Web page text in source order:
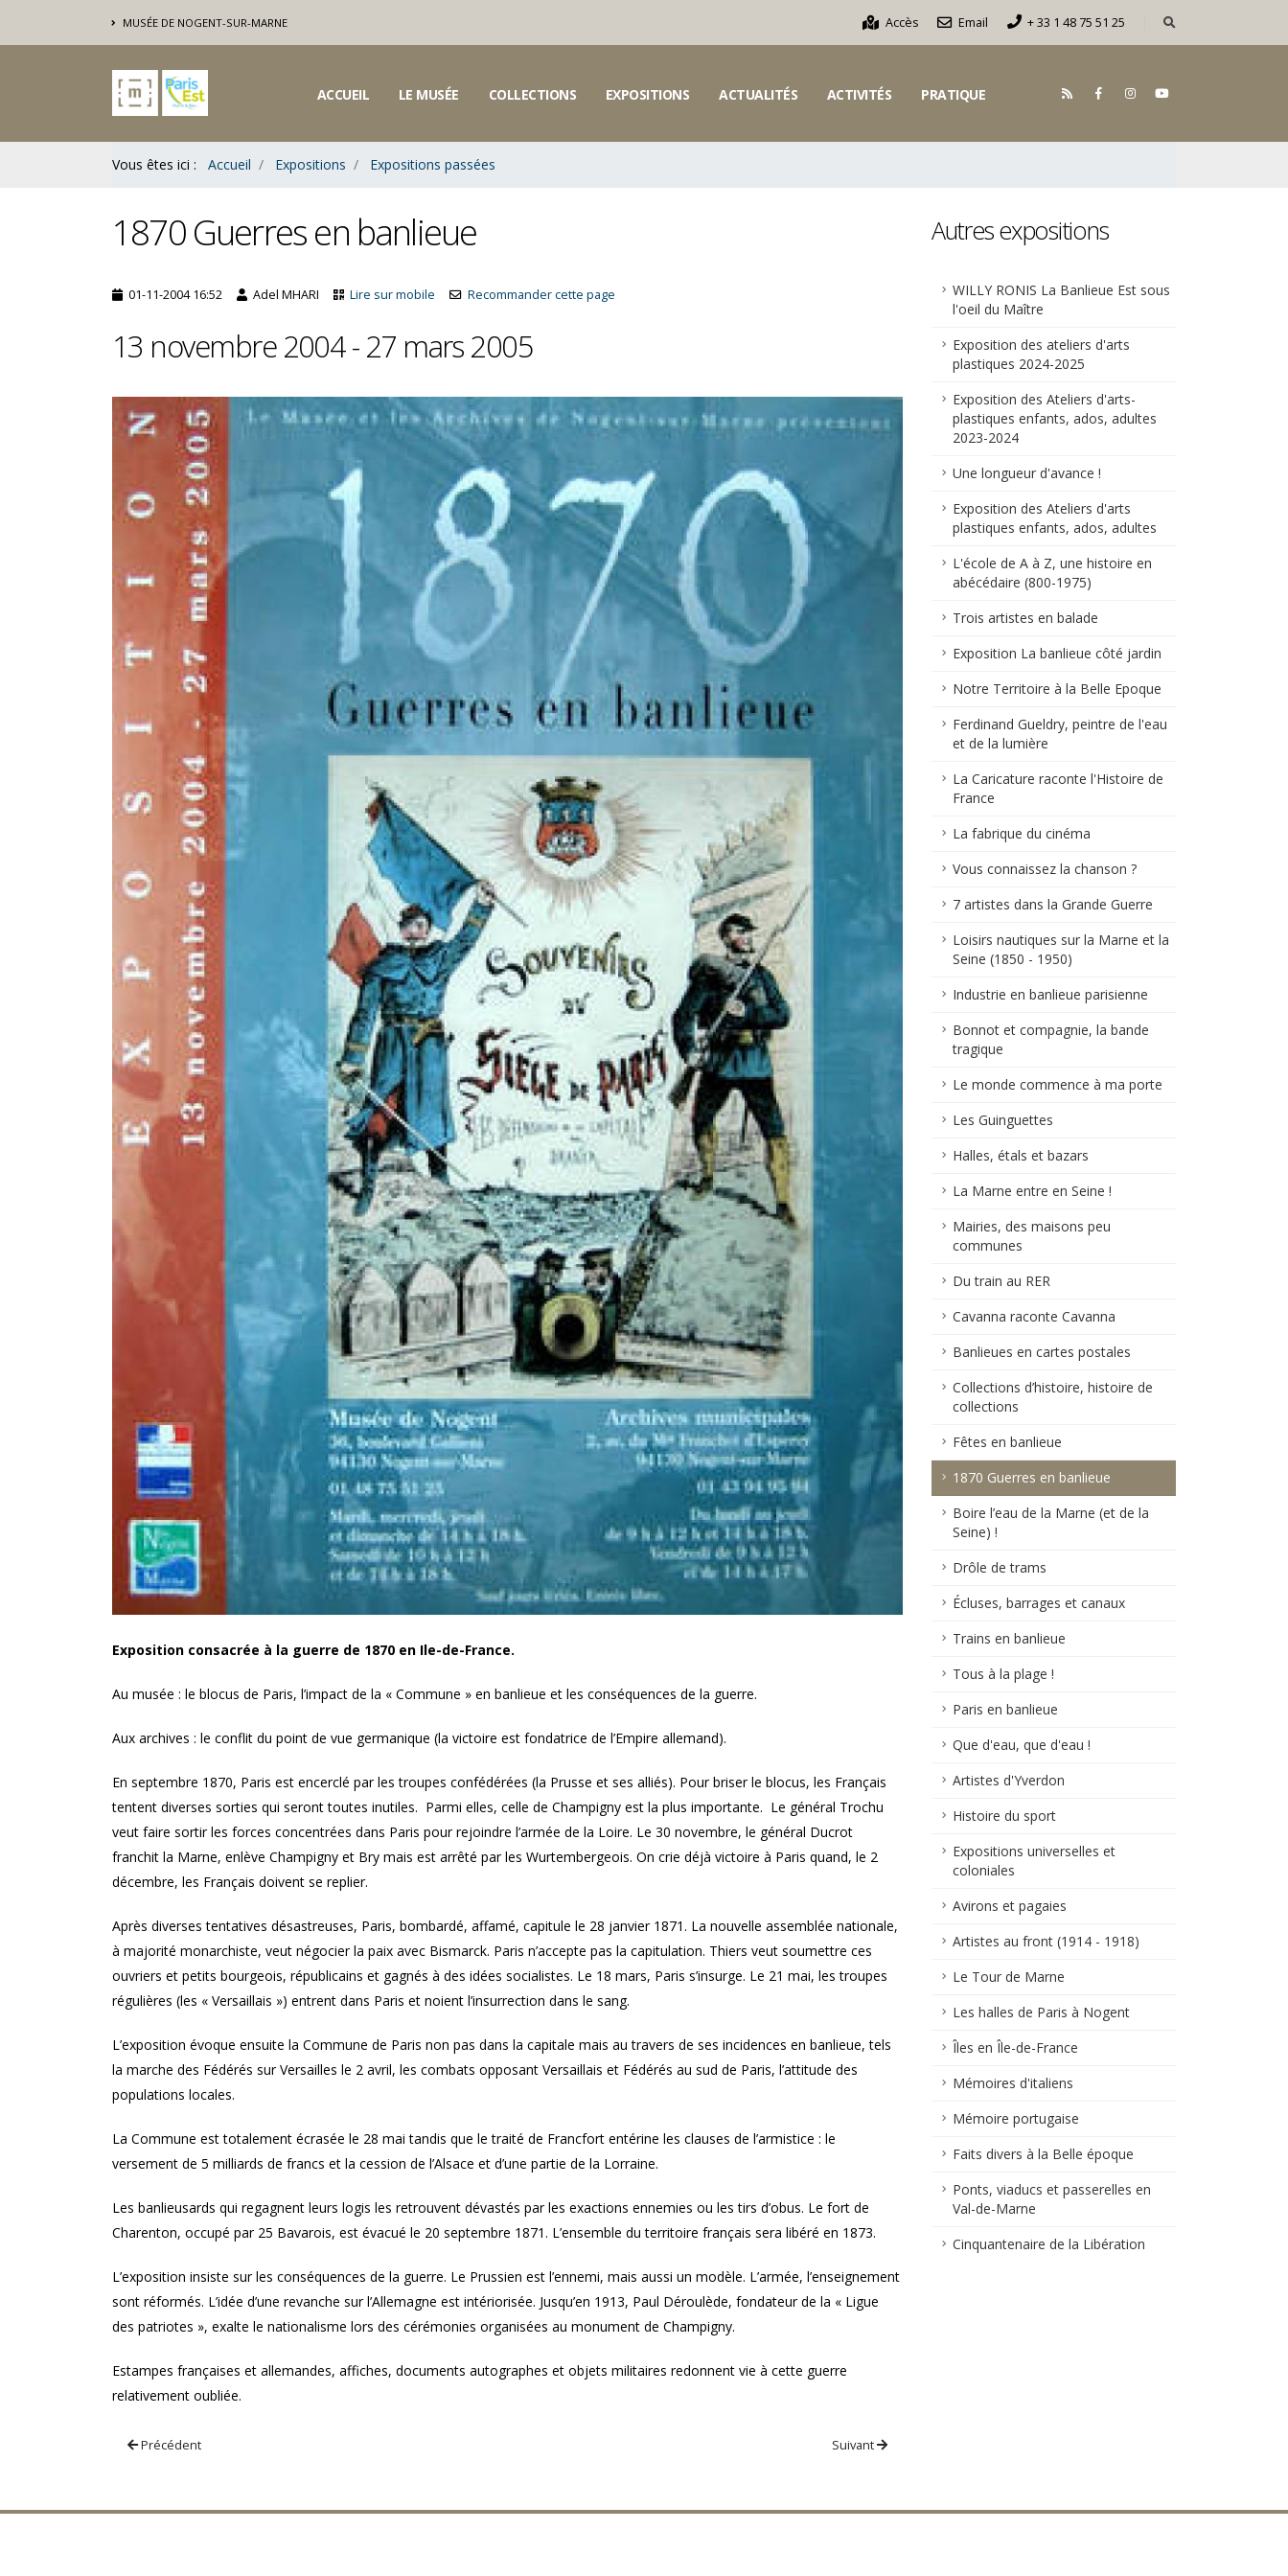
MUSÉE DE NOGENT-SUR-MARNE Accès Email + 33 1 48 75 51 25
ACCUEIL LE MUSÉE COLLECTIONS EXPOSITIONS ACTUALITÉS ACTIVITÉS PRATIQUE
Vous êtes ici : Accueil Expositions Expositions passées
1870 Guerres en banlieue
01-11-2004 16:52 Adel MHARI Lire sur mobile Recommander cette page
13 novembre 2004 - 27 mars 2005
Exposition consacrée à la guerre de 1870 en Ile-de-France.
Au musée : le blocus de Paris, l’impact de la « Commune » en banlieue et les conséquences de la guerre.
Aux archives : le conflit du point de vue germanique (la victoire est fondatrice de l’Empire allemand).
En septembre 1870, Paris est encerclé par les troupes confédérées (la Prusse et ses alliés). Pour briser le blocus, les Français
tentent diverses sorties qui seront toutes inutiles. Parmi elles, celle de Champigny est la plus importante. Le général Trochu
veut faire sortir les forces concentrées dans Paris pour rejoindre l’armée de la Loire. Le 30 novembre, le général Ducrot
franchit la Marne, enlève Champigny et Bry mais est arrêté par les Wurtembergeois. On crie déjà victoire à Paris quand, le 2
décembre, les Français doivent se replier.
Après diverses tentatives désastreuses, Paris, bombardé, affamé, capitule le 28 janvier 1871. La nouvelle assemblée nationale,
à majorité monarchiste, veut négocier la paix avec Bismarck. Paris n’accepte pas la capitulation. Thiers veut soumettre ces
ouvriers et petits bourgeois, républicains et gagnés à des idées socialistes. Le 18 mars, Paris s’insurge. Le 21 mai, les troupes
régulières (les « Versaillais ») entrent dans Paris et noient l’insurrection dans le sang.
L’exposition évoque ensuite la Commune de Paris non pas dans la capitale mais au travers de ses incidences en banlieue, tels
la marche des Fédérés sur Versailles le 2 avril, les combats opposant Versaillais et Fédérés au sud de Paris, l’attitude des
populations locales.
La Commune est totalement écrasée le 28 mai tandis que le traité de Francfort entérine les clauses de l’armistice : le
versement de 5 milliards de francs et la cession de l’Alsace et d’une partie de la Lorraine.
Les banlieusards qui regagnent leurs logis les retrouvent dévastés par les exactions ennemies ou les tirs d’obus. Le fort de
Charenton, occupé par 25 Bavarois, est évacué le 20 septembre 1871. L’ensemble du territoire français sera libéré en 1873.
L’exposition insiste sur les conséquences de la guerre. Le Prussien est l’ennemi, mais aussi un modèle. L’armée, l’enseignement
sont réformés. L’idée d’une revanche sur l’Allemagne est intériorisée. Jusqu’en 1913, Paul Déroulède, fondateur de la « Ligue
des patriotes », exalte le nationalisme lors des cérémonies organisées au monument de Champigny.
Estampes françaises et allemandes, affiches, documents autographes et objets militaires redonnent vie à cette guerre
relativement oubliée.
Précédent Suivant
Autres expositions
WILLY RONIS La Banlieue Est sous
l'oeil du Maître
Exposition des ateliers d'arts
plastiques 2024-2025
Exposition des Ateliers d'arts-
plastiques enfants, ados, adultes
2023-2024
Une longueur d'avance !
Exposition des Ateliers d'arts
plastiques enfants, ados, adultes
L'école de A à Z, une histoire en
abécédaire (800-1975)
Trois artistes en balade
Exposition La banlieue côté jardin
Notre Territoire à la Belle Epoque
Ferdinand Gueldry, peintre de l'eau
et de la lumière
La Caricature raconte l'Histoire de
France
La fabrique du cinéma
Vous connaissez la chanson ?
7 artistes dans la Grande Guerre
Loisirs nautiques sur la Marne et la
Seine (1850 - 1950)
Industrie en banlieue parisienne
Bonnot et compagnie, la bande
tragique
Le monde commence à ma porte
Les Guinguettes
Halles, étals et bazars
La Marne entre en Seine !
Mairies, des maisons peu
communes
Du train au RER
Cavanna raconte Cavanna
Banlieues en cartes postales
Collections d’histoire, histoire de
collections
Fêtes en banlieue
1870 Guerres en banlieue
Boire l’eau de la Marne (et de la
Seine) !
Drôle de trams
Écluses, barrages et canaux
Trains en banlieue
Tous à la plage !
Paris en banlieue
Que d'eau, que d'eau !
Artistes d'Yverdon
Histoire du sport
Expositions universelles et
coloniales
Avirons et pagaies
Artistes au front (1914 - 1918)
Le Tour de Marne
Les halles de Paris à Nogent
Îles en Île-de-France
Mémoires d'italiens
Mémoire portugaise
Faits divers à la Belle époque
Ponts, viaducs et passerelles en
Val-de-Marne
Cinquantenaire de la Libération